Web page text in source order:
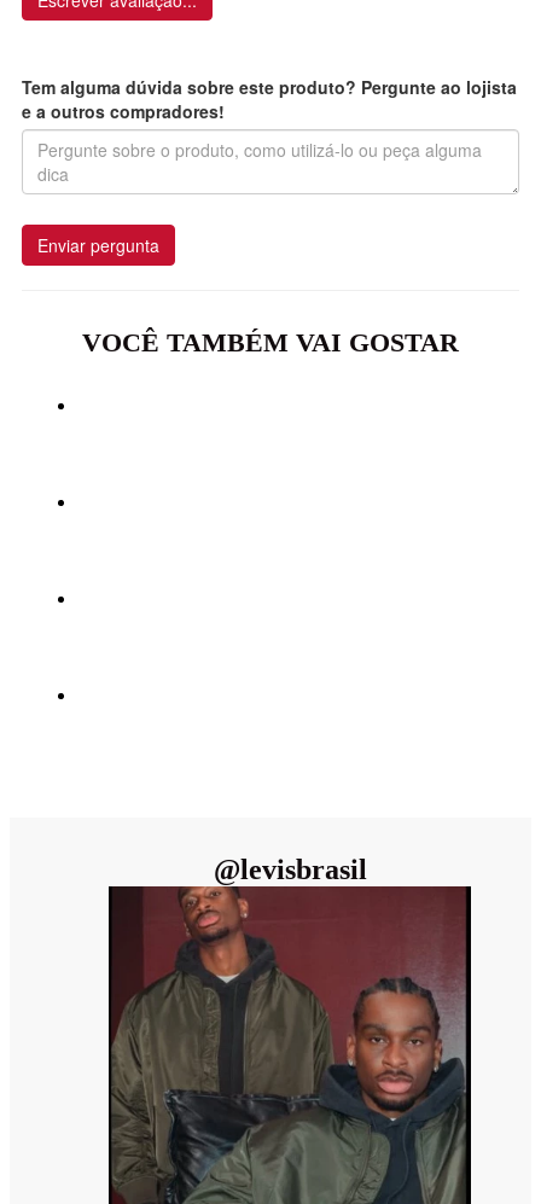
Tem alguma dúvida sobre este produto? Pergunte ao lojista
e a outros compradores!
Enviar pergunta
VOCÊ TAMBÉM VAI GOSTAR
@levisbrasil